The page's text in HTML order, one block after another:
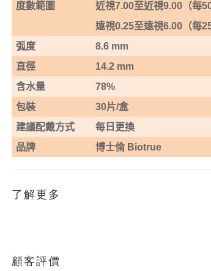
度數範圍
近視7.00至近視9.00 （每
遠視0.25至遠視6.00 （每
弧度
8.6 mm
直徑
14.2 mm
含水量
78%
包裝
30片/盒
建議配戴方式
每日更換
品牌
博士倫 Biotrue
了解更多
顧客評價